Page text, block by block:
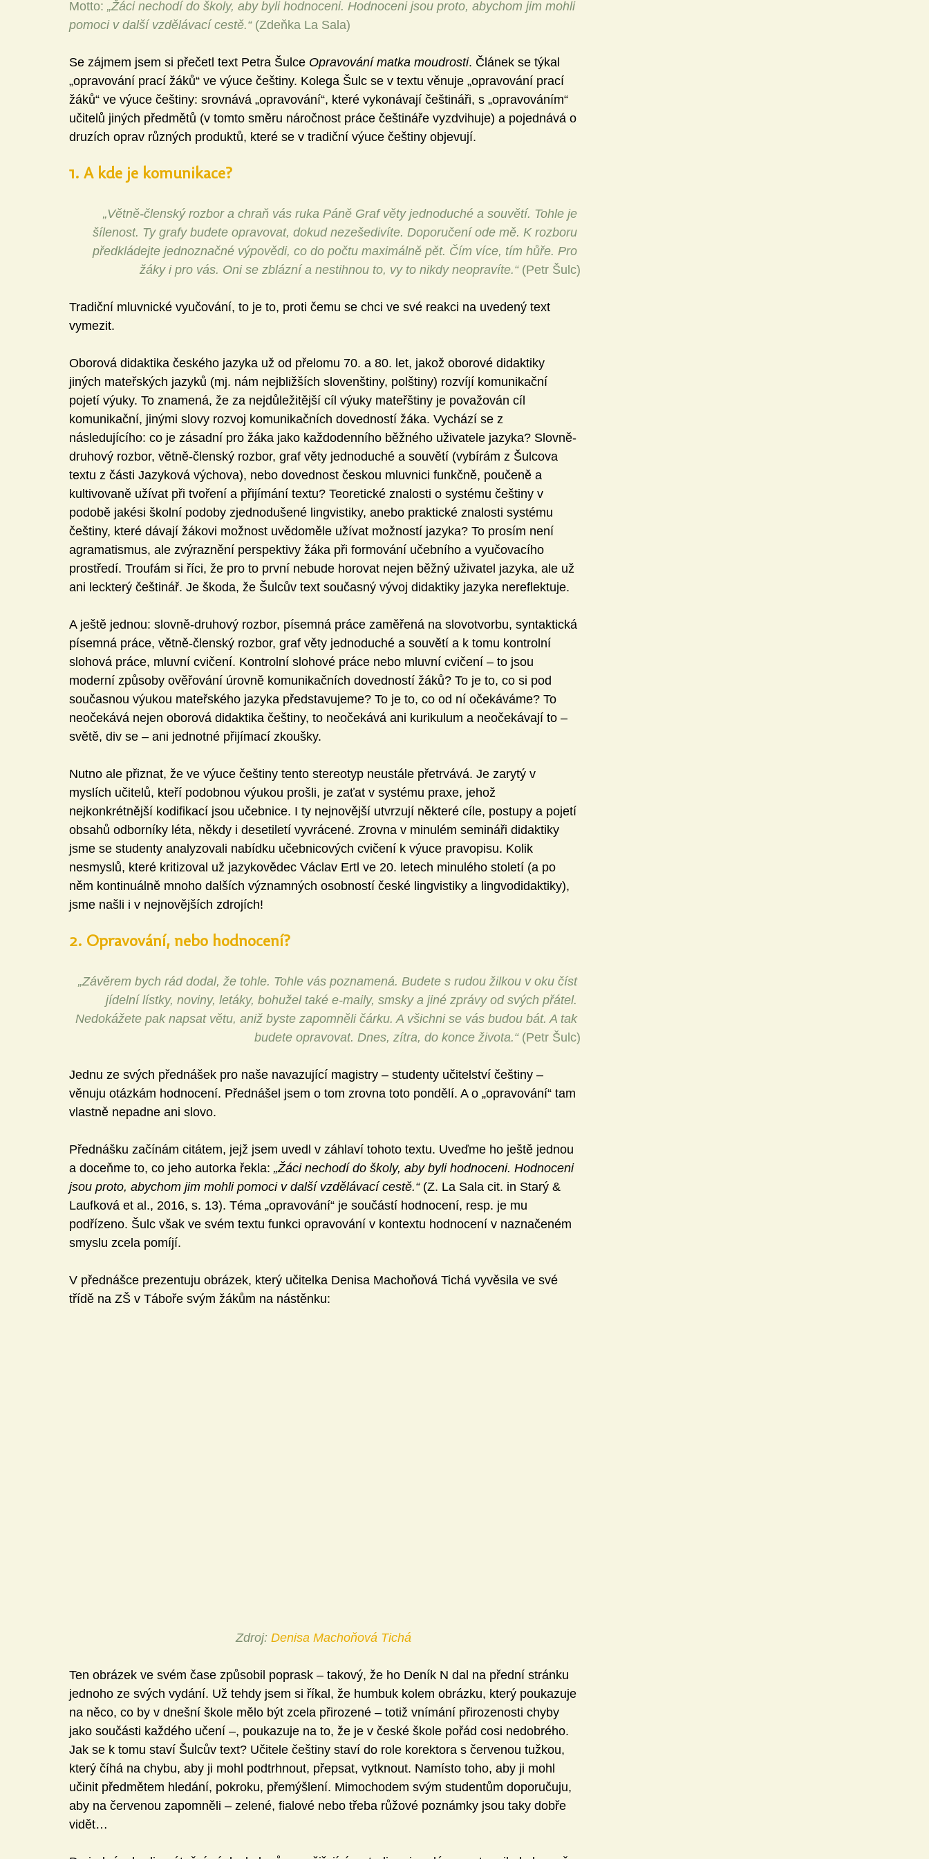
Motto: „Žáci nechodí do školy, aby byli hodnoceni. Hodnoceni jsou proto, abychom jim mohli
pomoci v další vzdělávací cestě.“ (Zdeňka La Sala)
Se zájmem jsem si přečetl text Petra Šulce Opravování matka moudrosti. Článek se týkal
„opravování prací žáků“ ve výuce češtiny. Kolega Šulc se v textu věnuje „opravování prací
žáků“ ve výuce češtiny: srovnává „opravování“, které vykonávají češtináři, s „opravováním“
učitelů jiných předmětů (v tomto směru náročnost práce češtináře vyzdvihuje) a pojednává o
druzích oprav různých produktů, které se v tradiční výuce češtiny objevují.
1. A kde je komunikace?
„Větně-členský rozbor a chraň vás ruka Páně Graf věty jednoduché a souvětí. Tohle je
šílenost. Ty grafy budete opravovat, dokud nezešedivíte. Doporučení ode mě. K rozboru
předkládejte jednoznačné výpovědi, co do počtu maximálně pět. Čím více, tím hůře. Pro
žáky i pro vás. Oni se zblázní a nestihnou to, vy to nikdy neopravíte.“ (Petr Šulc)
Tradiční mluvnické vyučování, to je to, proti čemu se chci ve své reakci na uvedený text
vymezit.
Oborová didaktika českého jazyka už od přelomu 70. a 80. let, jakož oborové didaktiky
jiných mateřských jazyků (mj. nám nejbližších slovenštiny, polštiny) rozvíjí komunikační
pojetí výuky. To znamená, že za nejdůležitější cíl výuky mateřštiny je považován cíl
komunikační, jinými slovy rozvoj komunikačních dovedností žáka. Vychází se z
následujícího: co je zásadní pro žáka jako každodenního běžného uživatele jazyka? Slovně-
druhový rozbor, větně-členský rozbor, graf věty jednoduché a souvětí (vybírám z Šulcova
textu z části Jazyková výchova), nebo dovednost českou mluvnici funkčně, poučeně a
kultivovaně užívat při tvoření a přijímání textu? Teoretické znalosti o systému češtiny v
podobě jakési školní podoby zjednodušené lingvistiky, anebo praktické znalosti systému
češtiny, které dávají žákovi možnost uvědoměle užívat možností jazyka? To prosím není
agramatismus, ale zvýraznění perspektivy žáka při formování učebního a vyučovacího
prostředí. Troufám si říci, že pro to první nebude horovat nejen běžný uživatel jazyka, ale už
ani leckterý češtinář. Je škoda, že Šulcův text současný vývoj didaktiky jazyka nereflektuje.
A ještě jednou: slovně-druhový rozbor, písemná práce zaměřená na slovotvorbu, syntaktická
písemná práce, větně-členský rozbor, graf věty jednoduché a souvětí a k tomu kontrolní
slohová práce, mluvní cvičení. Kontrolní slohové práce nebo mluvní cvičení – to jsou
moderní způsoby ověřování úrovně komunikačních dovedností žáků? To je to, co si pod
současnou výukou mateřského jazyka představujeme? To je to, co od ní očekáváme? To
neočekává nejen oborová didaktika češtiny, to neočekává ani kurikulum a neočekávají to –
světě, div se – ani jednotné přijímací zkoušky.
Nutno ale přiznat, že ve výuce češtiny tento stereotyp neustále přetrvává. Je zarytý v
myslích učitelů, kteří podobnou výukou prošli, je zaťat v systému praxe, jehož
nejkonkrétnější kodifikací jsou učebnice. I ty nejnovější utvrzují některé cíle, postupy a pojetí
obsahů odborníky léta, někdy i desetiletí vyvrácené. Zrovna v minulém semináři didaktiky
jsme se studenty analyzovali nabídku učebnicových cvičení k výuce pravopisu. Kolik
nesmyslů, které kritizoval už jazykovědec Václav Ertl ve 20. letech minulého století (a po
něm kontinuálně mnoho dalších významných osobností české lingvistiky a lingvodidaktiky),
jsme našli i v nejnovějších zdrojích!
2. Opravování, nebo hodnocení?
„Závěrem bych rád dodal, že tohle. Tohle vás poznamená. Budete s rudou žilkou v oku číst
jídelní lístky, noviny, letáky, bohužel také e-maily, smsky a jiné zprávy od svých přátel.
Nedokážete pak napsat větu, aniž byste zapomněli čárku. A všichni se vás budou bát. A tak
budete opravovat. Dnes, zítra, do konce života.“ (Petr Šulc)
Jednu ze svých přednášek pro naše navazující magistry – studenty učitelství češtiny –
věnuju otázkám hodnocení. Přednášel jsem o tom zrovna toto pondělí. A o „opravování“ tam
vlastně nepadne ani slovo.
Přednášku začínám citátem, jejž jsem uvedl v záhlaví tohoto textu. Uveďme ho ještě jednou
a doceňme to, co jeho autorka řekla: „Žáci nechodí do školy, aby byli hodnoceni. Hodnoceni
jsou proto, abychom jim mohli pomoci v další vzdělávací cestě.“ (Z. La Sala cit. in Starý &
Laufková et al., 2016, s. 13). Téma „opravování“ je součástí hodnocení, resp. je mu
podřízeno. Šulc však ve svém textu funkci opravování v kontextu hodnocení v naznačeném
smyslu zcela pomíjí.
V přednášce prezentuju obrázek, který učitelka Denisa Machoňová Tichá vyvěsila ve své
třídě na ZŠ v Táboře svým žákům na nástěnku:
Zdroj: Denisa Machoňová Tichá
Ten obrázek ve svém čase způsobil poprask – takový, že ho Deník N dal na přední stránku
jednoho ze svých vydání. Už tehdy jsem si říkal, že humbuk kolem obrázku, který poukazuje
na něco, co by v dnešní škole mělo být zcela přirozené – totiž vnímání přirozenosti chyby
jako součásti každého učení –, poukazuje na to, že je v české škole pořád cosi nedobrého.
Jak se k tomu staví Šulcův text? Učitele češtiny staví do role korektora s červenou tužkou,
který číhá na chybu, aby ji mohl podtrhnout, přepsat, vytknout. Namísto toho, aby ji mohl
učinit předmětem hledání, pokroku, přemýšlení. Mimochodem svým studentům doporučuju,
aby na červenou zapomněli – zelené, fialové nebo třeba růžové poznámky jsou taky dobře
vidět…